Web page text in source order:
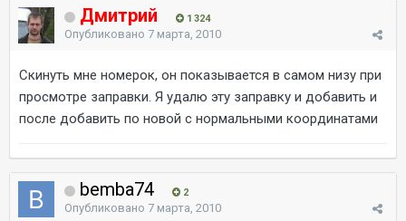
Дмитрий 1 324
Опубликовано 7 марта, 2010
Скинуть мне номерок, он показывается в самом низу при
просмотре заправки. Я удалю эту заправку и добавить и
после добавить по новой с нормальными координатами
bemba74 2
Опубликовано 7 марта, 2010